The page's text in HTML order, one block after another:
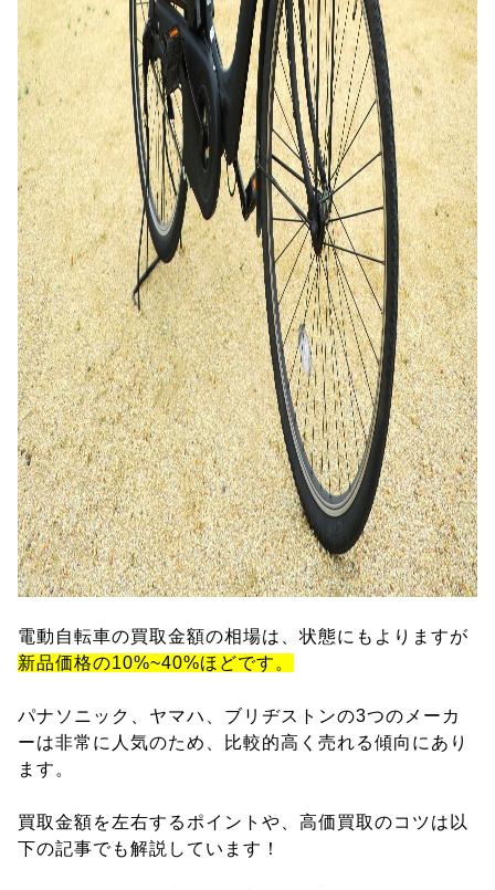
電動自転車の買取金額の相場は、状態にもよりますが
新品価格の10%~40%ほどです。
パナソニック、ヤマハ、ブリヂストンの3つのメーカ
ーは非常に人気のため、比較的高く売れる傾向にあり
ます。
買取金額を左右するポイントや、高価買取のコツは以
下の記事でも解説しています！